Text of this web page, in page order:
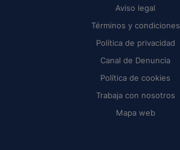
Aviso legal
Términos y condiciones
Política de privacidad
Canal de Denuncia
Política de cookies
Trabaja con nosotros
Mapa web